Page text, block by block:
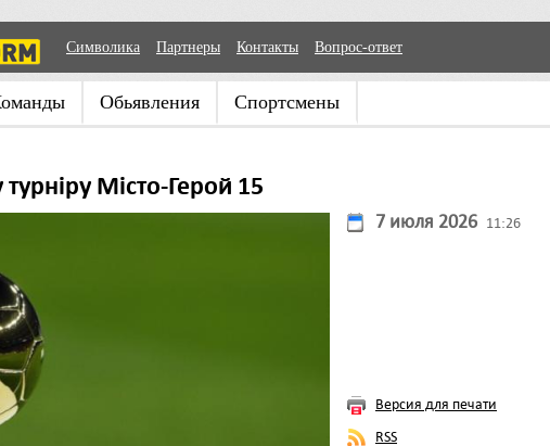
Символика Партнеры Контакты Вопрос-ответ
Обьявления Спортсмены
Місто-Герой 15
7 июля 2026 11:26
Версия для печати
RSS